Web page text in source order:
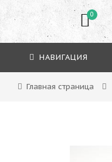
0
НАВИГАЦИЯ
Главная страница